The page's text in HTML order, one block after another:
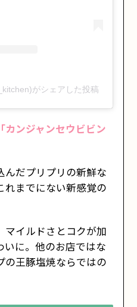
がシェアした投稿
カンジャンセウビビン
んだプリプリの新鮮な
れまでにない新感覚の
マイルドさとコクが加
いに。他のお店ではな
の王豚塩焼ならではの